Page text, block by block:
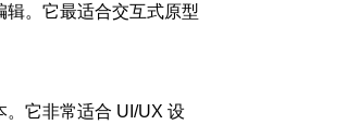
。它最适合交互式原型
。它非常适合 UI/UX 设